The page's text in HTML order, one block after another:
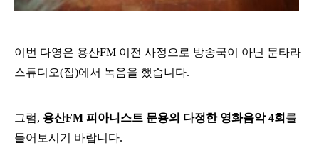
이번 다영은 용산FM 이전 사정으로 방송국이 아닌 문타라
스튜디오(집)에서 녹음을 했습니다.
그럼, 용산FM 피아니스트 문용의 다정한 영화음악 4회 를
들어보시기 바랍니다.